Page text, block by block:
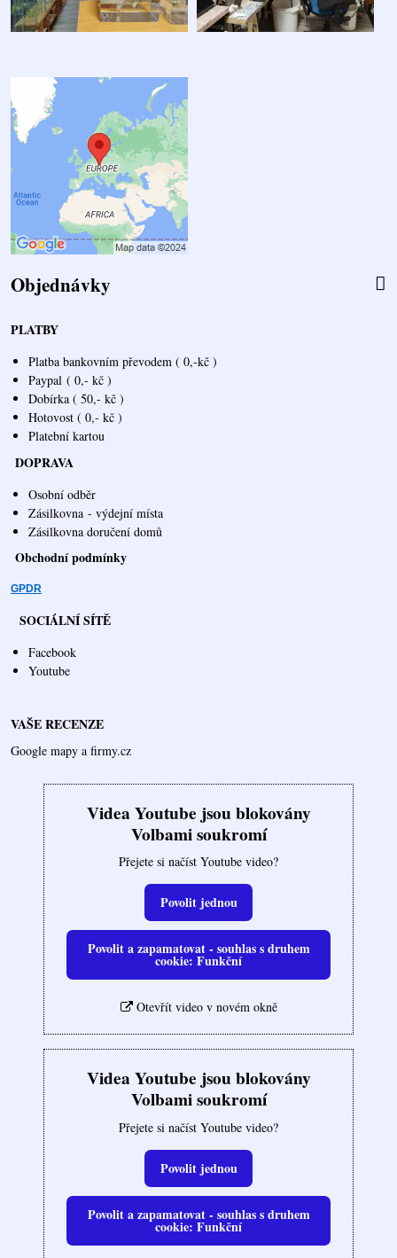
Objednávky
PLATBY
Platba bankovním převodem ( 0,-kč )
Paypal ( 0,- kč )
Dobírka ( 50,- kč )
Hotovost ( 0,- kč )
Platební kartou
DOPRAVA
Osobní odběr
Zásilkovna - výdejní místa
Zásilkovna doručení domů
Obchodní podmínky
GPDR
SOCIÁLNÍ SÍTĚ
Facebook
Youtube
VAŠE RECENZE
Google mapy a firmy.cz
Videa Youtube jsou blokovány
Volbami soukromí
Přejete si načíst Youtube video?
Povolit jednou
Povolit a zapamatovat - souhlas s druhem
cookie: Funkční
Otevřít video v novém okně
Videa Youtube jsou blokovány
Volbami soukromí
Přejete si načíst Youtube video?
Povolit jednou
Povolit a zapamatovat - souhlas s druhem
cookie: Funkční